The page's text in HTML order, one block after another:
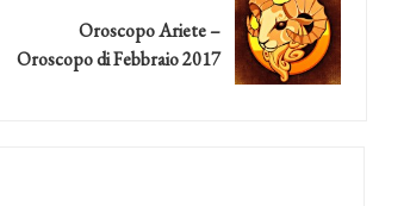
Oroscopo Ariete –
Oroscopo di Febbraio 2017